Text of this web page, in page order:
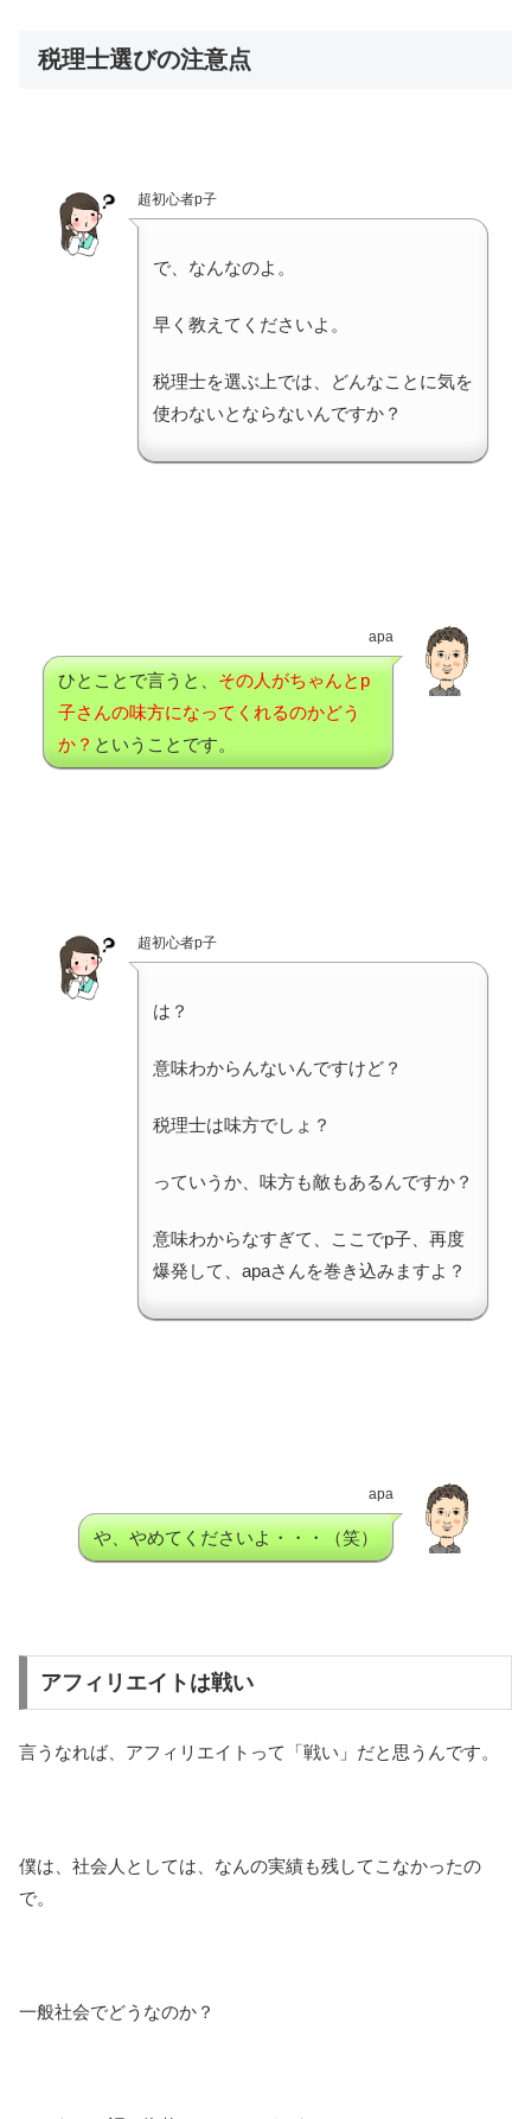
税理士選びの注意点
超初心者p子
で、なんなのよ。
早く教えてくださいよ。
税理士を選ぶ上では、どんなことに気を
使わないとならないんですか？
apa
ひとことで言うと、 その人がちゃんとp
子さんの味方になってくれるのかどう
か？ ということです。
超初心者p子
は？
意味わからんないんですけど？
税理士は味方でしょ？
っていうか、味方も敵もあるんですか？
意味わからなすぎて、ここでp子、再度
爆発して、apaさんを巻き込みますよ？
apa
や、やめてくださいよ・・・（笑）
アフィリエイトは戦い
言うなれば、アフィリエイトって「戦い」だと思うんです。
僕は、社会人としては、なんの実績も残してこなかったの
で。
一般社会でどうなのか？